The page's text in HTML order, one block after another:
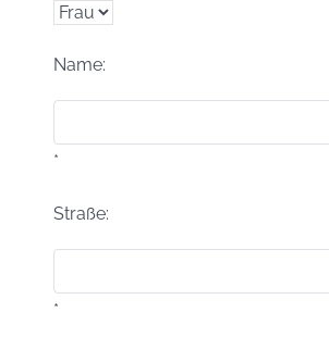
Name:
*
Straße:
*